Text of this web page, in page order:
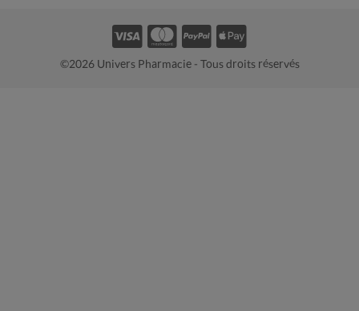
©2026 Univers Pharmacie - Tous droits réservés